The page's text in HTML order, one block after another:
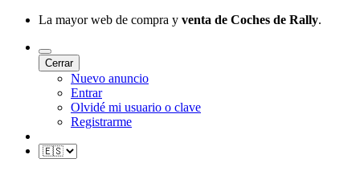
La mayor web de compra y venta de Coches de Rally.
Cerrar
Nuevo anuncio
Entrar
Olvidé mi usuario o clave
Registrarme